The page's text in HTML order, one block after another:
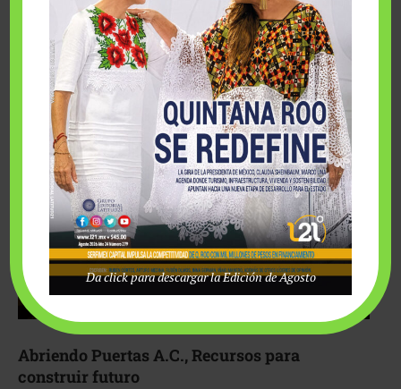
Fairmont Mayakoba y Make-A-Wish México unieron
esfuerzos para hacer realidad el deseo de una …
Abriendo Puertas A.C., Recursos para
construir futuro
Da click para descargar la Edición de Agosto